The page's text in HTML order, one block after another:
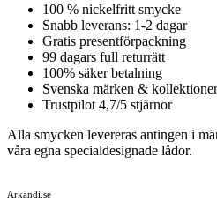
100 % nickelfritt smycke
Snabb leverans: 1-2 dagar
Gratis presentförpackning
99 dagars full returrätt
100% säker betalning
Svenska märken & kollektioner
Trustpilot 4,7/5 stjärnor
Alla smycken levereras antingen i
våra egna specialdesignade lådor.
Arkandi.se